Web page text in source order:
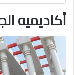
أكاديميه